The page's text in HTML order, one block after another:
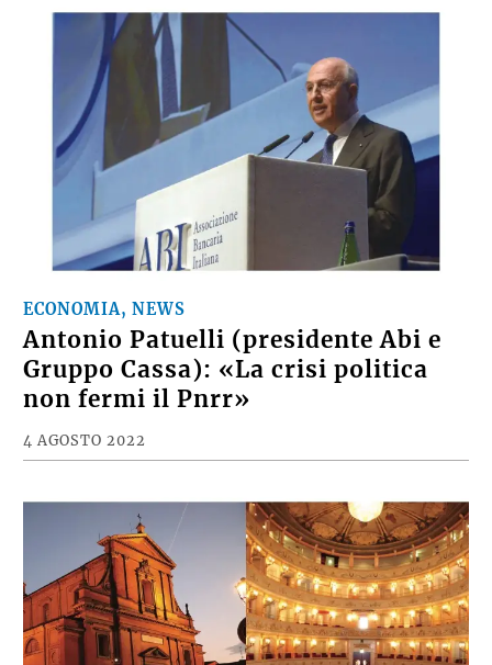
ECONOMIA, NEWS
Antonio Patuelli (presidente Abi e
Gruppo Cassa): «La crisi politica
non fermi il Pnrr»
4 AGOSTO 2022